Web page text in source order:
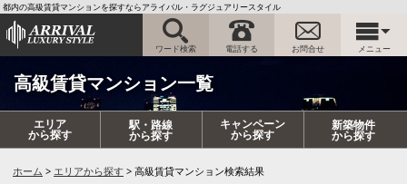
都内の高級賃貸マンションを探すならアライバル・ラグジュアリースタイル
ワード検索 電話する お問合せ メニュー
高級賃貸マンション一覧
エリア
から探す
駅・路線
から探す
キャンペーン
から探す
新築物件
から探す
ホーム エリアから探す 高級賃貸マンション検索結果